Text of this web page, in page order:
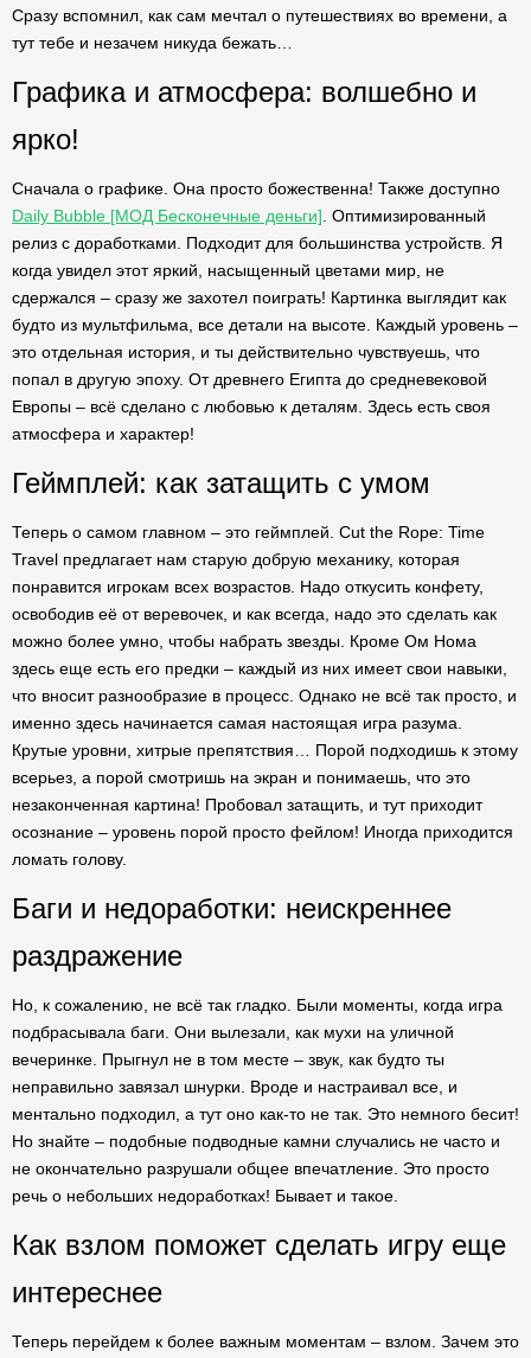
Сразу вспомнил, как сам мечтал о путешествиях во времени, а
тут тебе и незачем никуда бежать…
Графика и атмосфера: волшебно и
ярко!
Сначала о графике. Она просто божественна! Также доступно
Daily Bubble [МОД Бесконечные деньги] . Оптимизированный
релиз с доработками. Подходит для большинства устройств. Я
когда увидел этот яркий, насыщенный цветами мир, не
сдержался – сразу же захотел поиграть! Картинка выглядит как
будто из мультфильма, все детали на высоте. Каждый уровень –
это отдельная история, и ты действительно чувствуешь, что
попал в другую эпоху. От древнего Египта до средневековой
Европы – всё сделано с любовью к деталям. Здесь есть своя
атмосфера и характер!
Геймплей: как затащить с умом
Теперь о самом главном – это геймплей. Cut the Rope: Time
Travel предлагает нам старую добрую механику, которая
понравится игрокам всех возрастов. Надо откусить конфету,
освободив её от веревочек, и как всегда, надо это сделать как
можно более умно, чтобы набрать звезды. Кроме Ом Нома
здесь еще есть его предки – каждый из них имеет свои навыки,
что вносит разнообразие в процесс. Однако не всё так просто, и
именно здесь начинается самая настоящая игра разума.
Крутые уровни, хитрые препятствия… Порой подходишь к этому
всерьез, а порой смотришь на экран и понимаешь, что это
незаконченная картина! Пробовал затащить, и тут приходит
осознание – уровень порой просто фейлом! Иногда приходится
ломать голову.
Баги и недоработки: неискреннее
раздражение
Но, к сожалению, не всё так гладко. Были моменты, когда игра
подбрасывала баги. Они вылезали, как мухи на уличной
вечеринке. Прыгнул не в том месте – звук, как будто ты
неправильно завязал шнурки. Вроде и настраивал все, и
ментально подходил, а тут оно как-то не так. Это немного бесит!
Но знайте – подобные подводные камни случались не часто и
не окончательно разрушали общее впечатление. Это просто
речь о небольших недоработках! Бывает и такое.
Как взлом поможет сделать игру еще
интереснее
Теперь перейдем к более важным моментам – взлом. Зачем это